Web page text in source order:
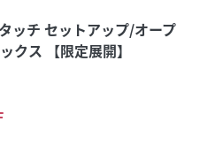
ッチ セットアップ/オープ
クス 【限定展開】